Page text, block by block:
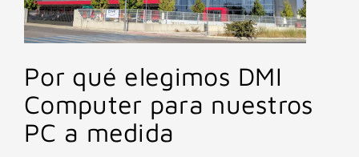
Por qué elegimos DMI
Computer para nuestros
PC a medida